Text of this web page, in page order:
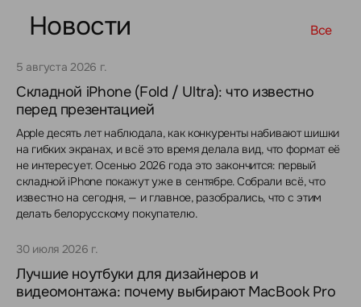
Новости Все
5 августа 2026 г.
Складной iPhone (Fold / Ultra): что известно
перед презентацией
Apple десять лет наблюдала, как конкуренты набивают шишки
на гибких экранах, и всё это время делала вид, что формат её
не интересует. Осенью 2026 года это закончится: первый
складной iPhone покажут уже в сентябре. Собрали всё, что
известно на сегодня, — и главное, разобрались, что с этим
делать белорусскому покупателю.
30 июля 2026 г.
Лучшие ноутбуки для дизайнеров и
видеомонтажа: почему выбирают MacBook Pro